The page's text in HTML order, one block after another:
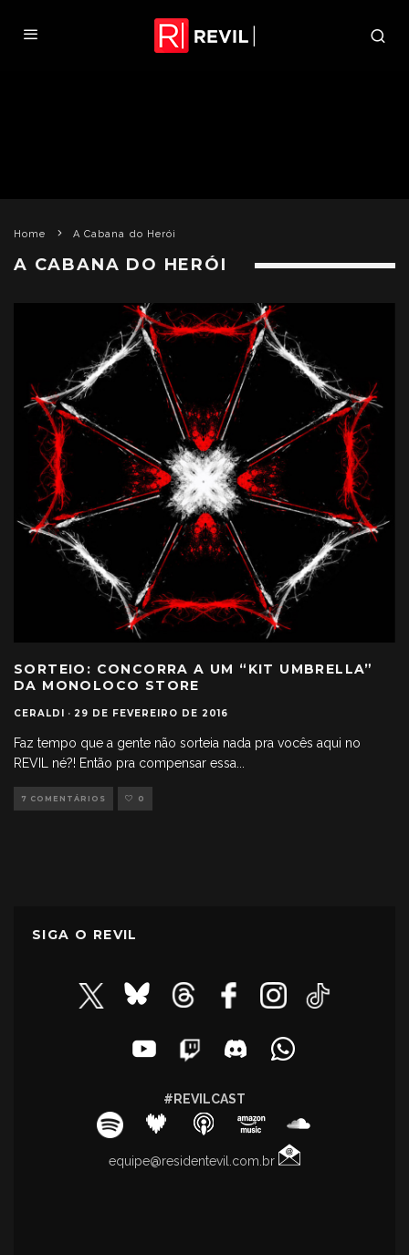
Home A Cabana do Herói
A CABANA DO HERÓI
SORTEIO: CONCORRA A UM “KIT UMBRELLA”
DA MONOLOCO STORE
CERALDI · 29 DE FEVEREIRO DE 2016
Faz tempo que a gente não sorteia nada pra vocês aqui no
REVIL né?! Então pra compensar essa
7 COMENTÁRIOS 0
SIGA O REVIL
#REVILCAST
equipe@residentevil.com.br